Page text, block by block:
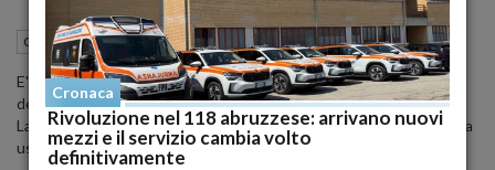
Cronaca Chieti (CH) 11 Aprile 2008 18:13
E' morto dopo 24 giorni di coma, nel reparto di rianimazione
dell'ospedale di Vasto, il venticinquenne detenuto nel carcere di
Larino (Campobasso) che il 18 marzo scorso si era impiccato in cella
usando una sciarpa.
Cronaca
Rivoluzione nel 118 abruzzese: arrivano nuovi
mezzi e il servizio cambia volto
definitivamente